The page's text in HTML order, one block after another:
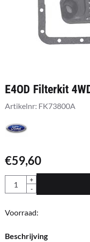
E4OD Filterkit
Artikelnr: FK73800A
€59,60
Aantal
+
-
Voorraad:
Beschrijving